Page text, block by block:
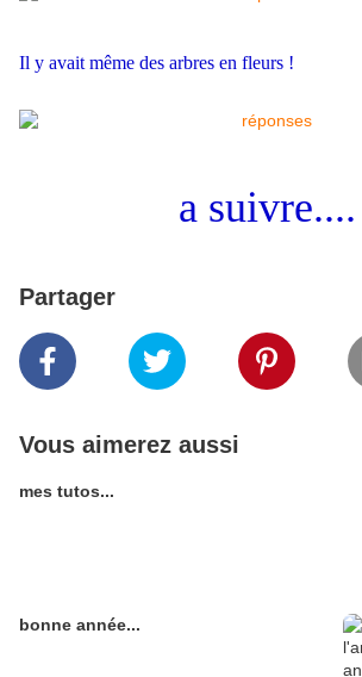
Il y avait même des arbres en fleurs !
a suivre....
Partager
Vous aimerez aussi
mes tutos...
bonne année...